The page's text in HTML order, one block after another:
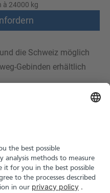
à 24000 kg
die Schweiz möglich
Gebinden erhältlich